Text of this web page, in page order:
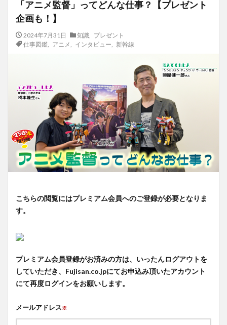
「アニメ監督」ってどんな仕事？【プレゼント
企画も！】
2024年7月31日 知識
プレゼント
仕事図鑑, アニメ インタビュー 新幹線
こちらの閲覧にはプレミアム会員へのご登録が必要となりま
す。
プレミアム会員登録がお済みの方は、いったんログアウトを
していただき、Fujisan.co.jpにてお申込み頂いたアカウント
にて再度ログインをお願いします。
メールアドレス※